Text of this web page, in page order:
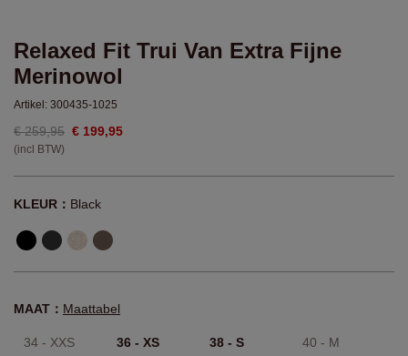
Relaxed Fit Trui Van Extra Fijne
Merinowol
Artikel: 300435-1025
€ 259,95 € 199,95
(incl BTW)
KLEUR： Black
MAAT： Maattabel
34 - XXS 36 - XS 38 - S 40 - M